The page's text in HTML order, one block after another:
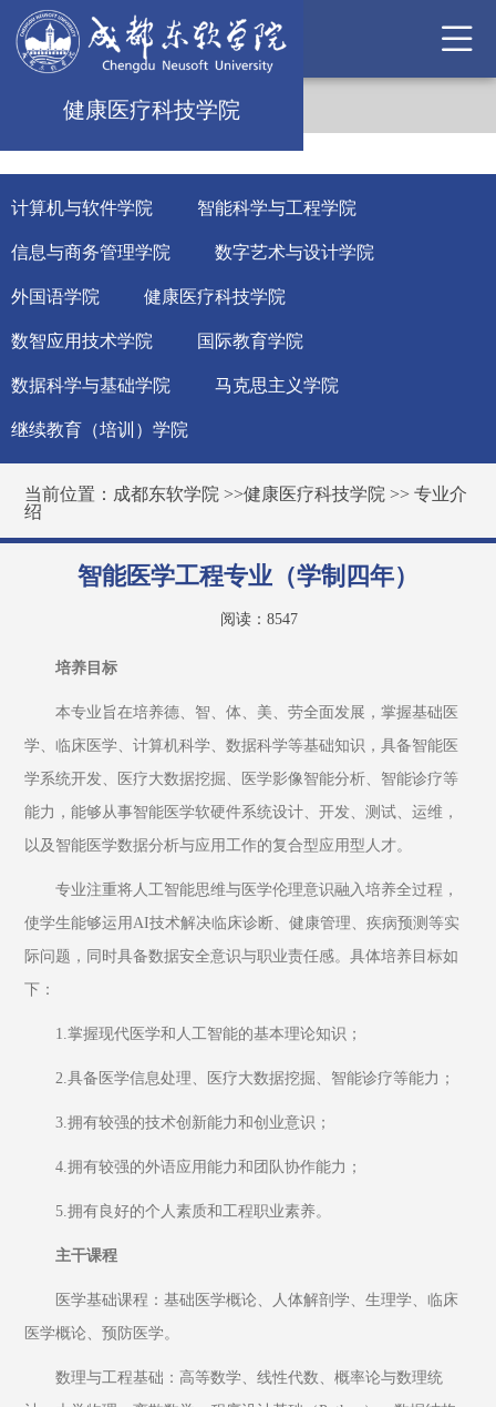
健康医疗科技学院
计算机与软件学院 智能科学与工程学院
信息与商务管理学院 数字艺术与设计学院
外国语学院 健康医疗科技学院
数智应用技术学院 国际教育学院
数据科学与基础学院 马克思主义学院
继续教育（培训）学院
当前位置： 成都东软学院 >>健康医疗科技学院 >>专业介
绍
智能医学工程专业（学制四年）
阅读： 8547
培养目标
本专业旨在培养德、智、体、美、劳全面发展，掌握基础医
学、临床医学、计算机科学、数据科学等基础知识，具备智能医
学系统开发、医疗大数据挖掘、医学影像智能分析、智能诊疗等
能力，能够从事智能医学软硬件系统设计、开发、测试、运维，
以及智能医学数据分析与应用工作的复合型应用型人才。
专业注重将人工智能思维与医学伦理意识融入培养全过程，
使学生能够运用AI技术解决临床诊断、健康管理、疾病预测等实
际问题，同时具备数据安全意识与职业责任感。具体培养目标如
下：
1.掌握现代医学和人工智能的基本理论知识；
2.具备医学信息处理、医疗大数据挖掘、智能诊疗等能力；
3.拥有较强的技术创新能力和创业意识；
4.拥有较强的外语应用能力和团队协作能力；
5.拥有良好的个人素质和工程职业素养。
主干课程
医学基础课程：基础医学概论、人体解剖学、生理学、临床
医学概论、预防医学。
数理与工程基础：高等数学、线性代数、概率论与数理统